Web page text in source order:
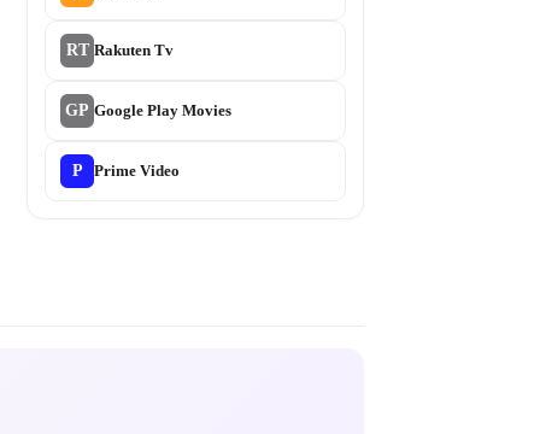
RT Rakuten Tv
GP Google Play Movies
P Prime Video